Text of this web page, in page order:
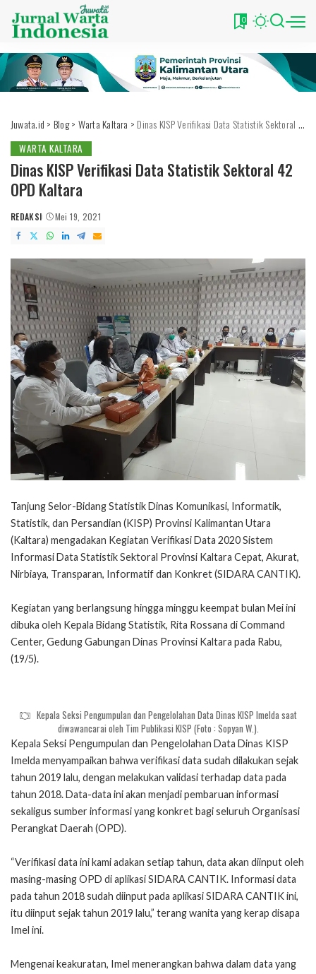
0
Juwata.id > Blog> Warta Kaltara > Dinas KISP Verifikasi Data Statistik Sektoral 42 OPD Kaltara
WARTA KALTARA
Dinas KISP Verifikasi Data Statistik Sektoral 42
OPD Kaltara
POSTED
BY
REDAKSI Mei 19, 2021
Tanjung Selor-Bidang Statistik Dinas Komunikasi, Informatik,
Statistik, dan Persandian (KISP) Provinsi Kalimantan Utara
(Kaltara) mengadakan Kegiatan Verifikasi Data 2020 Sistem
Informasi Data Statistik Sektoral Provinsi Kaltara Cepat, Akurat,
Nirbiaya, Transparan, Informatif dan Konkret (SIDARA CANTIK).
Kegiatan yang berlangsung hingga minggu keempat bulan Mei ini
dibuka oleh Kepala Bidang Statistik, Rita Rossana di Command
Center, Gedung Gabungan Dinas Provinsi Kaltara pada Rabu,
(19/5).
Kepala Seksi Pengumpulan dan Pengelolahan Data Dinas KISP Imelda saat
diwawancarai oleh Tim Publikasi KISP (Foto : Sopyan W.).
Kepala Seksi Pengumpulan dan Pengelolahan Data Dinas KISP
Imelda menyampaikan bahwa verifikasi data sudah dilakukan sejak
tahun 2019 lalu, dengan melakukan validasi terhadap data pada
tahun 2018. Data-data ini akan menjadi pembaruan informasi
sekaligus sumber informasi yang konkret bagi seluruh Organisasi
Perangkat Daerah (OPD).
“Verifikasi data ini kami adakan setiap tahun, data akan diinput oleh
masing-masing OPD di aplikasi SIDARA CANTIK. Informasi data
pada tahun 2018 sudah diinput pada aplikasi SIDARA CANTIK ini,
itu diinput sejak tahun 2019 lalu,” terang wanita yang kerap disapa
Imel ini.
Mengenai keakuratan, Imel menerangkan bahwa dalam data yang